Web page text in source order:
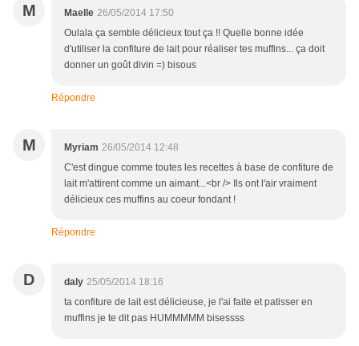
M Maelle 26/05/2014 17:50
Oulala ça semble délicieux tout ça !! Quelle bonne idée
d'utiliser la confiture de lait pour réaliser tes muffins... ça doit
donner un goût divin =) bisous
Répondre
M Myriam 26/05/2014 12:48
C'est dingue comme toutes les recettes à base de confiture de
lait m'attirent comme un aimant...<br /> Ils ont l'air vraiment
délicieux ces muffins au coeur fondant !
Répondre
D daly 25/05/2014 18:16
ta confiture de lait est délicieuse, je l'ai faite et patisser en
muffins je te dit pas HUMMMMM bisessss